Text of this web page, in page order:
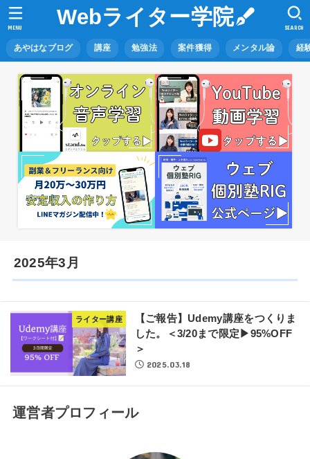
Webライター学院
あやはなブログ 講座 勉強法 案件獲得 メンタル論 経
SEARCH
MENU
2025年3月
ライター講座
【ご報告】Udemy講座をつくりま
した。＜3/20まで限定▶95%OFF
＞
2025.03.18
運営者プロフィール